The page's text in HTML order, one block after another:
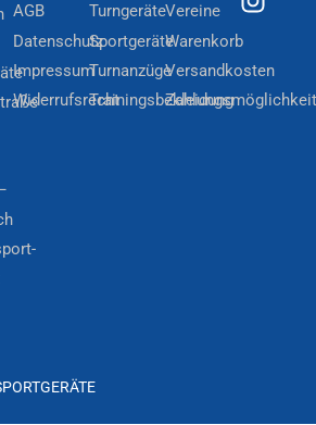
AGB
Datenschutz
Impressum
Widerrufsrecht
Turngeräte
Sportgeräte
Turnanzüge
Trainingsbekleidung
Vereine
Warenkorb
Versandkosten